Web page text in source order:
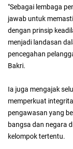
"Sebagai lembaga
jawab untuk
dengan prinsip
menjadi landasan
pencegahan
Bakri.
Ia juga mengajak
memperkuat
pengawasan yang
bangsa dan negara
kelompok tertentu.